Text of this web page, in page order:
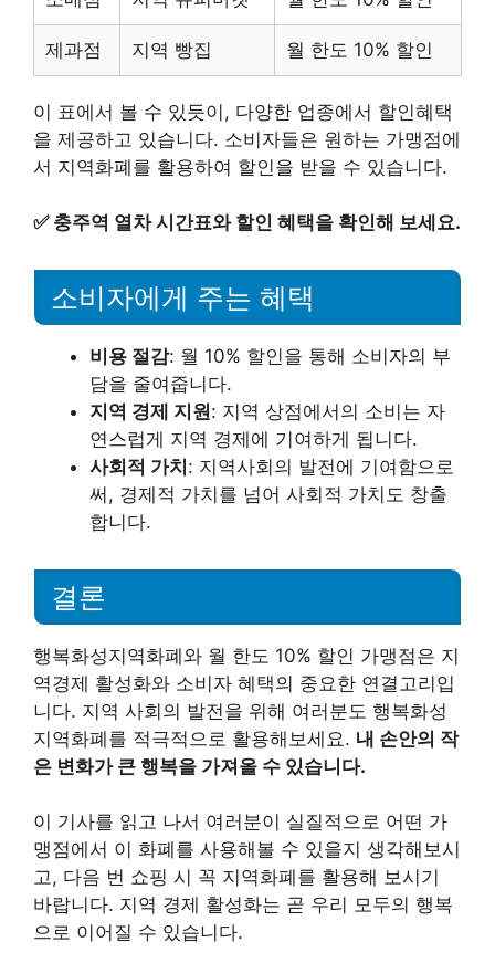
제과점 지역 빵집 월 한도 10% 할인
이 표에서 볼 수 있듯이, 다양한 업종에서 할인혜택
을 제공하고 있습니다. 소비자들은 원하는 가맹점에
서 지역화폐를 활용하여 할인을 받을 수 있습니다.
✅ 충주역 열차 시간표와 할인 혜택을 확인해 보세요.
소비자에게 주는 혜택
비용 절감: 월 10% 할인을 통해 소비자의 부
담을 줄여줍니다.
지역 경제 지원: 지역 상점에서의 소비는 자
연스럽게 지역 경제에 기여하게 됩니다.
사회적 가치: 지역사회의 발전에 기여함으로
써, 경제적 가치를 넘어 사회적 가치도 창출
합니다.
결론
행복화성지역화폐와 월 한도 10% 할인 가맹점은 지
역경제 활성화와 소비자 혜택의 중요한 연결고리입
니다. 지역 사회의 발전을 위해 여러분도 행복화성
지역화폐를 적극적으로 활용해보세요. 내 손안의 작
은 변화가 큰 행복을 가져올 수 있습니다.
이 기사를 읽고 나서 여러분이 실질적으로 어떤 가
맹점에서 이 화폐를 사용해볼 수 있을지 생각해보시
고, 다음 번 쇼핑 시 꼭 지역화폐를 활용해 보시기
바랍니다. 지역 경제 활성화는 곧 우리 모두의 행복
으로 이어질 수 있습니다.